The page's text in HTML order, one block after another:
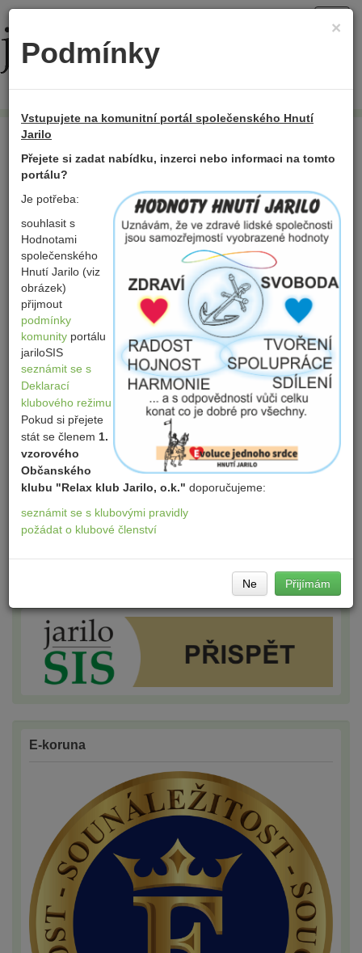
×
Podmínky
Vstupujete na komunitní portál společenského Hnutí
Jarilo
Přejete si zadat nabídku, inzerci nebo informaci na tomto
portálu?
Je potřeba:
souhlasit s
Hodnotami
společenského
Hnutí Jarilo (viz
obrázek)
přijmout
podmínky
komunity portálu
jariloSIS
seznámit se s
Deklarací
klubového režimu
Pokud si přejete
stát se členem 1.
vzorového
Občanského
klubu "Relax klub Jarilo, o.k." doporučujeme:
seznámit se s klubovými pravidly
požádat o klubové členství
Ne Přijímám
Přidat položku
Domů
Kultura
Přidat novou položku
V této kategorii nejsou zatím položky
E-koruna